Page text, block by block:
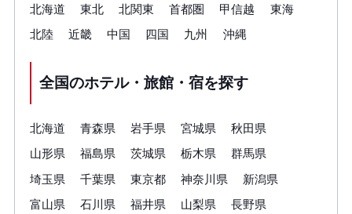
北海道 東北 北関東 首都圏 甲信越
東海
北陸
近畿 中国 四国 九州 沖縄
全国のホテル・旅館・宿を探す
北海道 青森県 岩手県 宮城県
秋田県
山形県
福島県 茨城県 栃木県
群馬県
埼玉県
千葉県 東京都 神奈川県
新潟県
富山県
石川県 福井県 山梨県
長野県